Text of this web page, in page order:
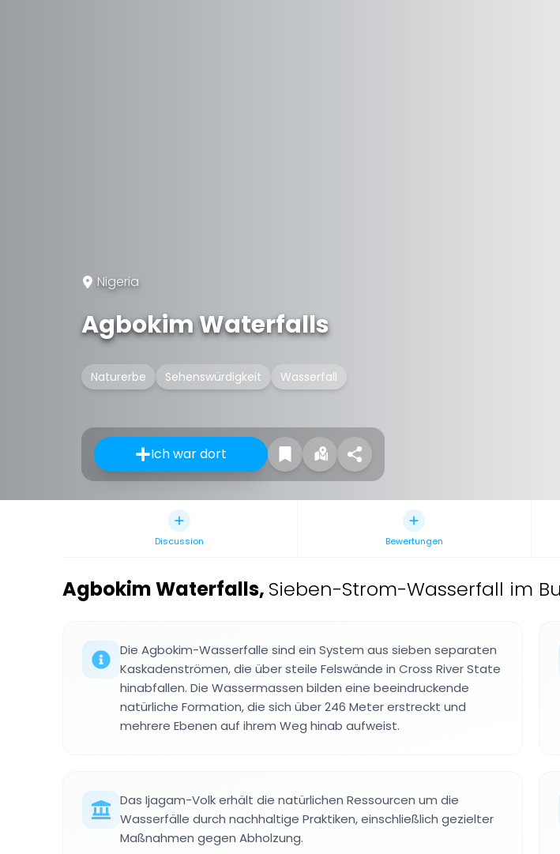
Nigeria
Agbokim Waterfalls
Naturerbe Sehenswürdigkeit Wasserfall
Ich war dort
Discussion Bewertungen
Agbokim Waterfalls, Sieben-Strom-Wasserfall im
Die Agbokim-Wasserfalle sind ein System aus sieben separaten
Kaskadenströmen, die über steile Felswände in Cross River State
hinabfallen. Die Wassermassen bilden eine beeindruckende
natürliche Formation, die sich über 246 Meter erstreckt und
mehrere Ebenen auf ihrem Weg hinab aufweist.
Das Ijagam-Volk erhält die natürlichen Ressourcen um die
Wasserfälle durch nachhaltige Praktiken, einschließlich gezielter
Maßnahmen gegen Abholzung.